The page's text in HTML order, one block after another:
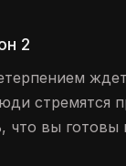
2
стремятся
что вы готовы